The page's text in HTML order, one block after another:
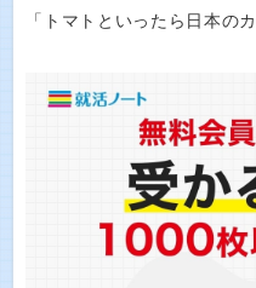
「トマトといったら日本の